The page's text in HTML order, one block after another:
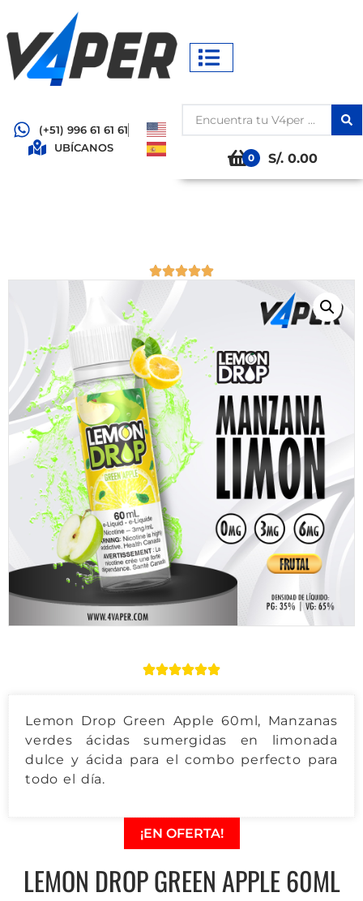
(+51) 996 61 61 61
UBÍCANOS
0
S/. 0.00
Lemon Drop Green Apple 60ml, Manzanas
verdes ácidas sumergidas en limonada
dulce y ácida para el combo perfecto para
todo el día.
¡EN OFERTA!
LEMON DROP GREEN APPLE 60ML